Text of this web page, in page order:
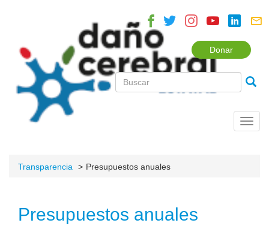
Donar
Transparencia Presupuestos anuales
Presupuestos anuales